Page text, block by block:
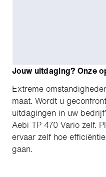
Jouw uitdaging? Onze
Extreme
maat. Wordt u
uitdagingen in uw
Aebi TP 470 Vario zelf.
ervaar zelf hoe
gaan.